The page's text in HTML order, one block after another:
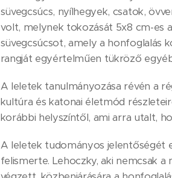
süvegcsúcs, nyílhegyek, csatok,
volt, melynek tokozását 5x8 cm-es
süvegcsúcsot, amely a honfoglalás
rangját egyértelműen tükröző
A leletek tanulmányozása révén a
kultúra és katonai életmód
korábbi helyszíntől, ami arra utalt,
A leletek tudományos jelentőségét
felismerte. Lehoczky, aki nemcsak